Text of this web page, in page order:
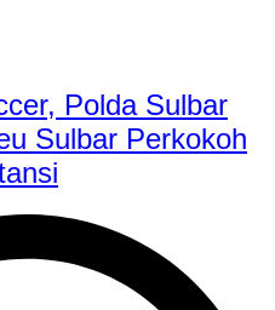
Polda Sulbar
Sulbar Perkokoh